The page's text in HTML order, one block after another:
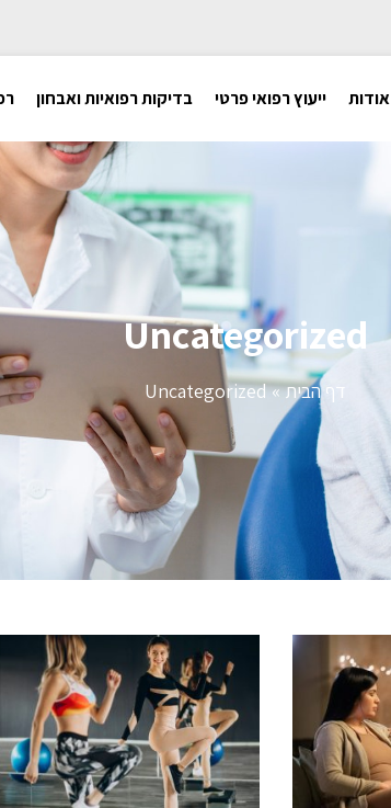
אודות ייעוץ רפואי פרטי בדיקות רפואיות ואבחון
Uncategorized
דף הבית»
Uncategorized